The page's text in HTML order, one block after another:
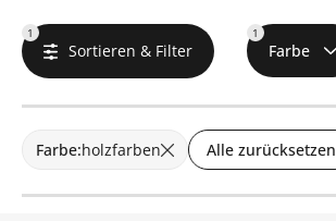
1
Sortieren & Filter
1
Farbe
Farbe:holzfarben Alle zurücksetzen